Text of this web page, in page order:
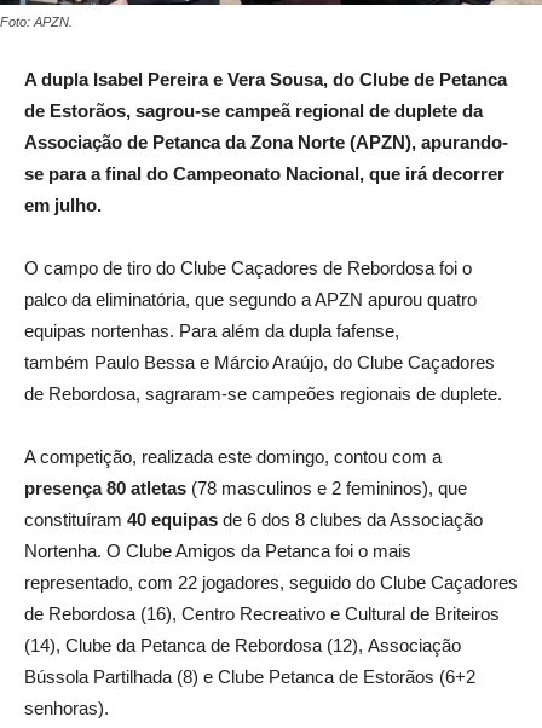
Foto: APZN.
A dupla Isabel Pereira e Vera Sousa, do Clube de Petanca
de Estorãos, sagrou-se campeã regional de duplete da
Associação de Petanca da Zona Norte (APZN), apurando-
se para a final do Campeonato Nacional, que irá decorrer
em julho.
O campo de tiro do Clube Caçadores de Rebordosa foi o
palco da eliminatória, que segundo a APZN apurou quatro
equipas nortenhas. Para além da dupla fafense,
também Paulo Bessa e Márcio Araújo, do Clube Caçadores
de Rebordosa, sagraram-se campeões regionais de duplete.
A competição, realizada este domingo, contou com a
presença 80 atletas (78 masculinos e 2 femininos), que
constituíram 40 equipas de 6 dos 8 clubes da Associação
Nortenha. O Clube Amigos da Petanca foi o mais
representado, com 22 jogadores, seguido do Clube Caçadores
de Rebordosa (16), Centro Recreativo e Cultural de Briteiros
(14), Clube da Petanca de Rebordosa (12), Associação
Bússola Partilhada (8) e Clube Petanca de Estorãos (6+2
senhoras).